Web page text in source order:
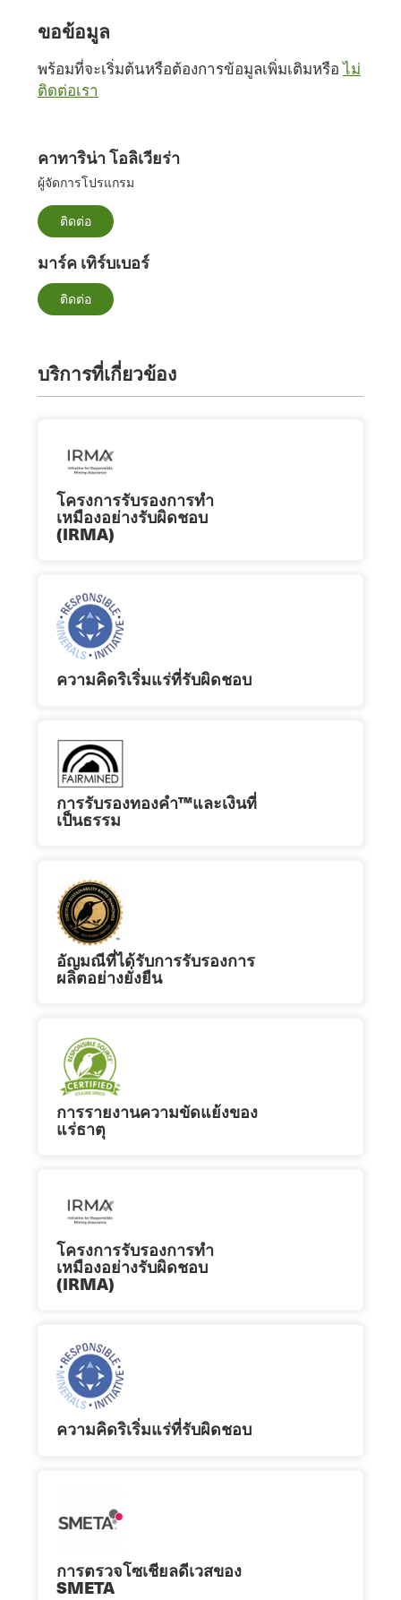
ขอข้อมูล
พร้อมที่จะเริ่มต้นหรือต้องการข้อมูลเพิ่มเติมหรือไม่
ติดต่อเรา
คาทาริน่า โอลิเวียร่า
ผู้จัดการโปรแกรม
ติดต่อ
มาร์ค เทิร์บเบอร์
ติดต่อ
บริการที่เกี่ยวข้อง
โครงการรับรองการทำ
เหมืองอย่างรับผิดชอบ
(IRMA)
ความคิดริเริ่มแร่ที่รับผิดชอบ
การรับรองทองคํา™และเงินที่
เป็นธรรม
อัญมณีที่ได้รับการรับรองการ
ผลิตอย่างยั่งยืน
การรายงานความขัดแย้งของ
แร่ธาตุ
โครงการรับรองการทำ
เหมืองอย่างรับผิดชอบ
(IRMA)
ความคิดริเริ่มแร่ที่รับผิดชอบ
การตรวจโซเชียลดีเวสของ
SMETA